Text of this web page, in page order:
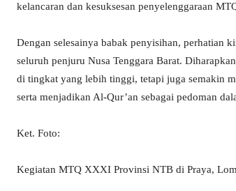
kelancaran dan kesuksesan penyelenggaraan
Dengan selesainya babak penyisihan, perhatian
seluruh penjuru Nusa Tenggara Barat.
di tingkat yang lebih tinggi, tetapi juga semakin
serta menjadikan Al-Qur’an sebagai pedoman
Ket. Foto:
Kegiatan MTQ XXXI Provinsi NTB di Praya,